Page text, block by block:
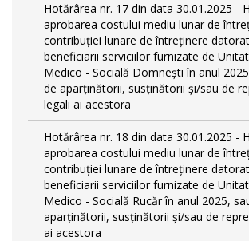
Hotărârea nr. 17 din data 30.01.2025 -
aprobarea costului mediu lunar de
contribuției lunare de întreținere
beneficiarii serviciilor furnizate de
Medico - Socială Domnești în anul
de aparținătorii, susținătorii și/sau de
legali ai acestora
Hotărârea nr. 18 din data 30.01.2025 -
aprobarea costului mediu lunar de
contribuției lunare de întreținere
beneficiarii serviciilor furnizate de
Medico - Socială Rucăr în anul 2025,
aparținătorii, susținătorii și/sau de
ai acestora